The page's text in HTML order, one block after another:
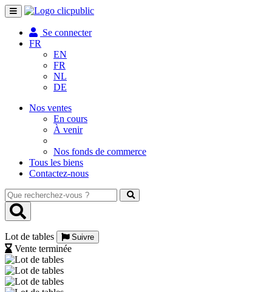
Toggle
navigation
Se connecter
FR
EN
FR
NL
DE
Nos ventes
En cours
À venir
Nos fonds de commerce
Tous les biens
Contactez-nous
Que
recherchez-
vous
Lot de tables
Suivre
Vente terminée